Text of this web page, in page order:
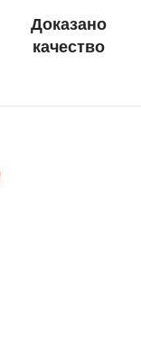
Доказано
качество